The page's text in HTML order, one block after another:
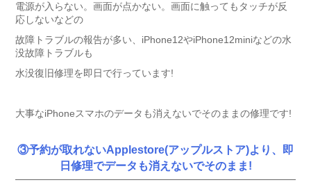
電源が入らない。画面が点かない。画面に触ってもタッチが反
応しないなどの
故障トラブルの報告が多い、iPhone12やiPhone12miniなどの水
没故障トラブルも
水没復旧修理を即日で行っています!
大事なiPhoneスマホのデータも消えないでそのままの修理です!
③予約が取れないApplestore(アップルストア)より、即
日修理でデータも消えないでそのまま!